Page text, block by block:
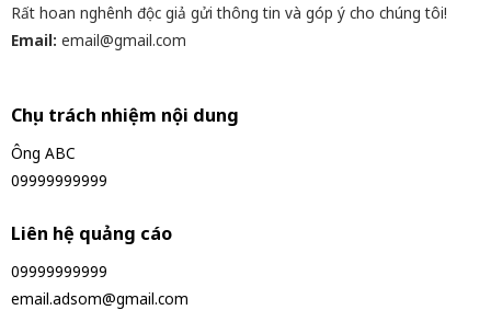
Rất hoan nghênh độc giả gửi thông tin và góp ý cho chúng tôi!
Email: email@gmail.com
Chịu trách nhiệm nội dung
Ông ABC
09999999999
Liên hệ quảng cáo
09999999999
email.adsom@gmail.com